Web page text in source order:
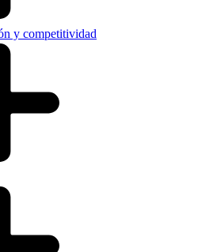
y competitividad